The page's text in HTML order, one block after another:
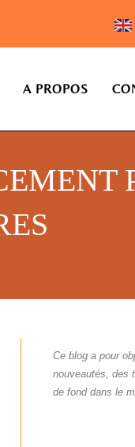
A PROPOS
Ce blog a pour
nouveautés, des
de fond dans le